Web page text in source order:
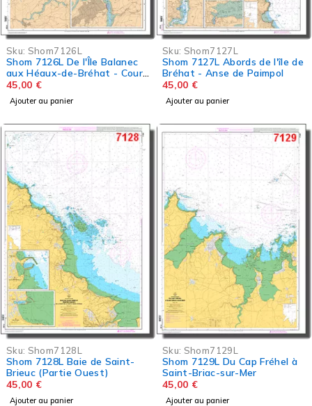
Sku: Shom7126L
Shom 7126L De l'Île Balanec
aux Héaux-de-Bréhat - Cours
du Jaudy
45,00 €
Ajouter au panier
Sku: Shom7127L
Shom 7127L Abords de l'île de
Bréhat - Anse de Paimpol
45,00 €
Ajouter au panier
Sku: Shom7128L
Shom 7128L Baie de Saint-
Brieuc (Partie Ouest)
45,00 €
Ajouter au panier
Sku: Shom7129L
Shom 7129L Du Cap Fréhel à
Saint-Briac-sur-Mer
45,00 €
Ajouter au panier